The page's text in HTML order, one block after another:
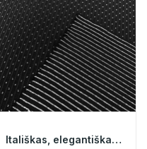
Itališkas, elegantiškas, juodas minkštas...